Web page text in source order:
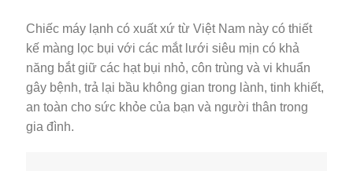
Chiếc máy lạnh có xuất xứ từ Việt Nam này có thiết
kế màng lọc bụi với các mắt lưới siêu mịn có khả
năng bắt giữ các hạt bụi nhỏ, côn trùng và vi khuẩn
gây bệnh, trả lại bầu không gian trong lành, tinh khiết,
an toàn cho sức khỏe của bạn và người thân trong
gia đình.